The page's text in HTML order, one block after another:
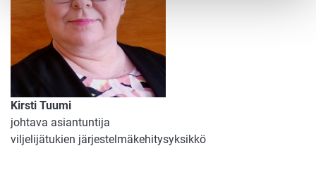
Kirsti Tuumi
johtava asiantuntija
viljelijätukien järjestelmäkehitysyksikkö